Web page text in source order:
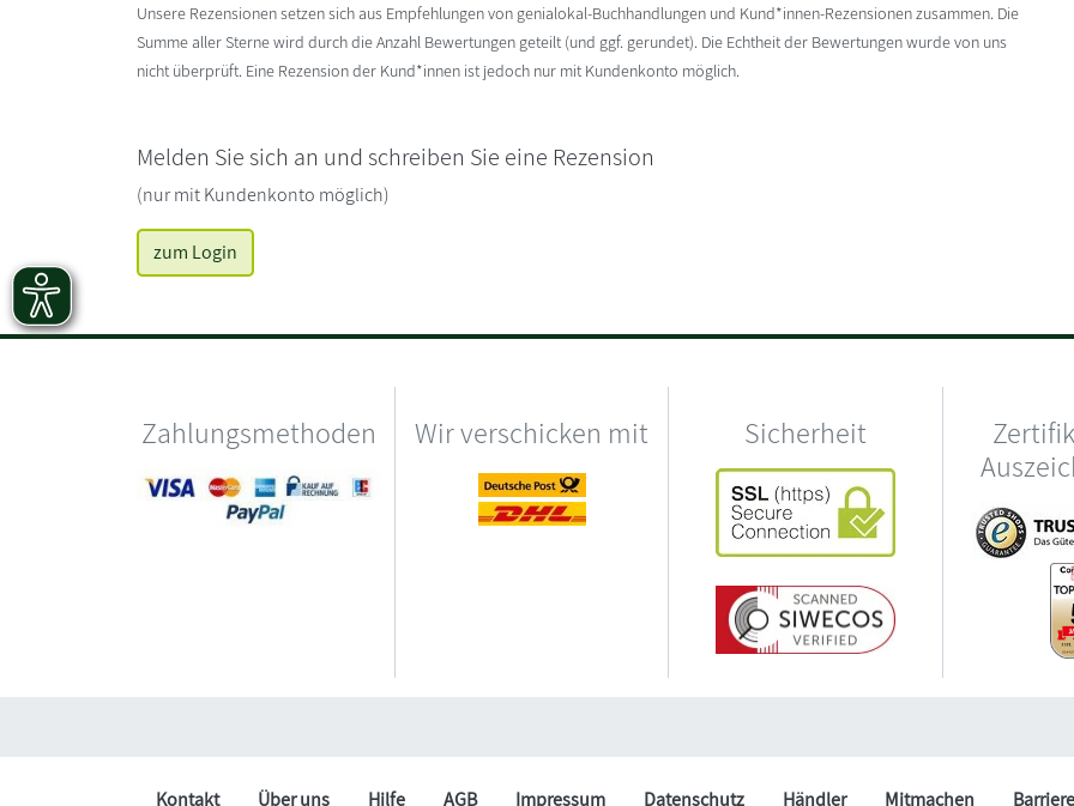
Unsere Rezensionen setzen sich aus Empfehlungen von genialokal-Buchhandlungen und Kund*innen-Rezensionen zusammen. Die
Summe aller Sterne wird durch die Anzahl Bewertungen geteilt (und ggf. gerundet). Die Echtheit der Bewertungen wurde von uns
nicht überprüft. Eine Rezension der Kund*innen ist jedoch nur mit Kundenkonto möglich.
Melden Sie sich an und schreiben Sie eine Rezension
(nur mit Kundenkonto möglich)
zum Login
Zahlungsmethoden Wir verschicken mit Sicherheit
Kontakt Über uns Hilfe AGB Impressum Datenschutz Händler Mitmachen